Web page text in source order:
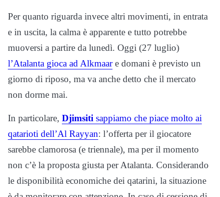
Per quanto riguarda invece altri movimenti, in entrata
e in uscita, la calma è apparente e tutto potrebbe
muoversi a partire da lunedì. Oggi (27 luglio)
l’Atalanta gioca ad Alkmaare domani è previsto un
giorno di riposo, ma va anche detto che il mercato
non dorme mai.
In particolare, Djimsiti sappiamo che piace molto ai
qatarioti dell’Al Rayyan: l’offerta per il giocatore
sarebbe clamorosa (e triennale), ma per il momento
non c’è la proposta giusta per Atalanta. Considerando
le disponibilità economiche dei qatarini, la situazione